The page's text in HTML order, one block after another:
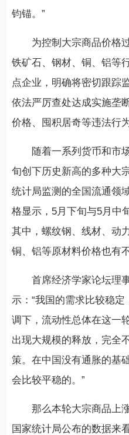
钧锚。”
为控制大宗商品价格
铁矿石、钢材、铜、铝等
点企业，明确将密切跟踪
依法严厉查处达成实施垄
价格、囤积居奇等违法行为
随着一系列货币和市
旬创下历史新高的多种大
统计局监测的全国流通领
格显示，5月下旬与5月中
其中，螺纹钢、线材、动
铜、铝等原材料价格也有
首席经济学家论坛理
示：“我国的需求比较稳
调下，流动性总体在这一
出现大规模的释放，完全
策。在中国没有通胀的基
会比较平稳的。”
那么本轮大宗商品上
国家统计局公布的数据来